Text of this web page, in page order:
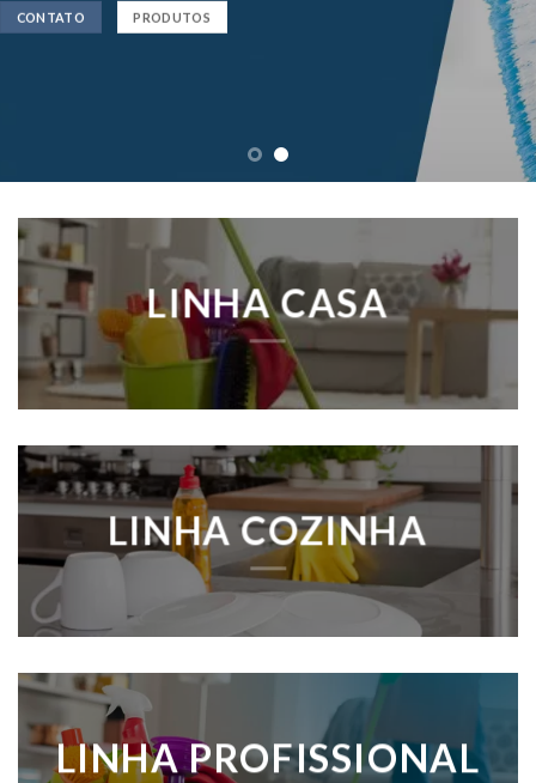
CONTATO PRODUTOS
LINHA CASA
LINHA COZINHA
LINHA PROFISSIONAL